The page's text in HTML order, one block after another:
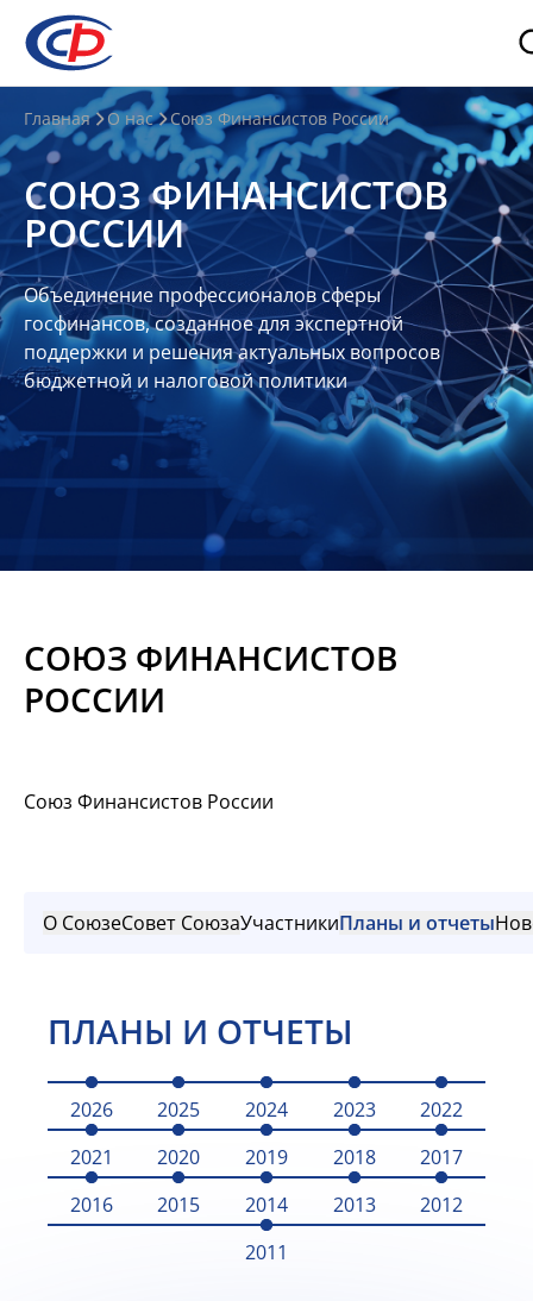
О
нас
О
СФР
Совет
Союза
Участники
Планы
отчеты
Контакты
Материалы
Главная О нас Союз Финансистов России
СОЮЗ ФИНАНСИСТОВ
РОССИИ
Объединение профессионалов сферы
госфинансов, созданное для экспертной
поддержки и решения актуальных вопросов
бюджетной и налоговой политики
СОЮЗ ФИНАНСИСТОВ
РОССИИ
Союз Финансистов России
О СоюзеСовет СоюзаУчастникиПланы и отчеты
ПЛАНЫ И ОТЧЕТЫ
2026 2025 2024 2023
2022
2021
2020 2019 2018
2017
2016
2015 2014 2013
2012
2011